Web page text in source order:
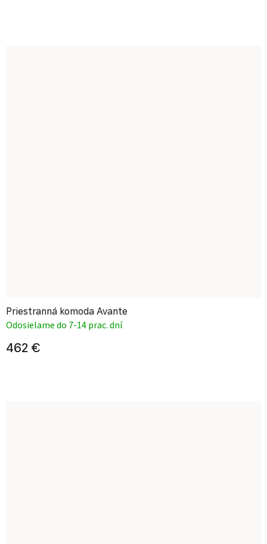
Priestranná komoda Avante
Odosielame do 7-14 prac. dní
462 €